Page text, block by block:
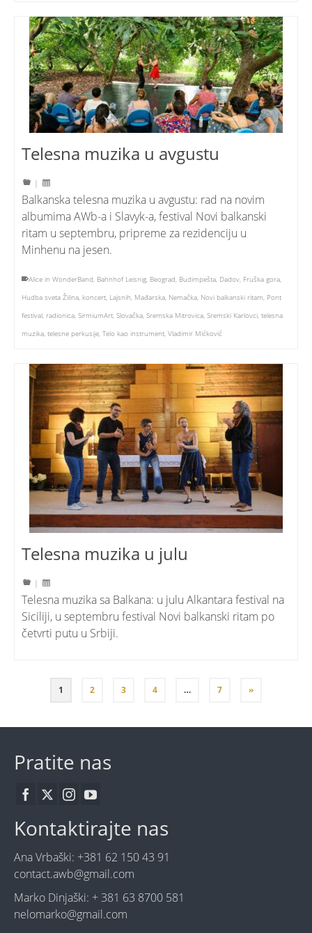
Telesna muzika u avgustu
|
Balkanska telesna muzika u avgustu: rad na novim
albumima AWb-a i Slavyk-a, festival Novi balkanski
ritam u septembru, pripreme za rezidenciju u
Minhenu na jesen.
Alice in WonderBand, Bahnhof Leisnig, Beograd, Budimpešta, Dadov, Fruška gora,
Hudba sveta Žilina, koncert, Lajsnih, Mađarska, Nemačka, Novi balkanski ritam, Pont
festival, radionica, SirmiumArt, Slovačka, Sremska Mitrovica, Sremski Karlovci, telesna
muzika, telesne perkusije, Telo kao instrument, Vladimir Mićković
Telesna muzika u julu
|
Telesna muzika sa Balkana: u julu Alkantara festival na
Siciliji, u septembru festival Novi balkanski ritam po
četvrti putu u Srbiji.
1 2 3 4 … 7 »
Pratite nas
Kontaktirajte nas
Ana Vrbaški: +381 62 150 43 91
contact.awb@gmail.com
Marko Dinjaški: + 381 63 8700 581
nelomarko@gmail.com